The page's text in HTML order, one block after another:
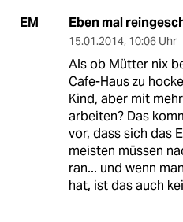
EM Eben mal
15.01.2014, 10:06 Uhr
Als ob Mütter nix
Cafe-Haus zu
Kind, aber mit
arbeiten? Das
vor, dass sich das
meisten müssen
ran... und wenn
hat, ist das auch